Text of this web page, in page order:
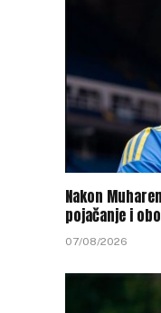
Nakon
pojačanje i
07/08/2026